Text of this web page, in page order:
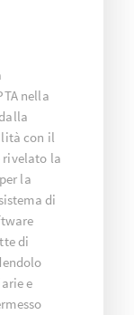
nella
con il
rivelato la
la
di
di
e